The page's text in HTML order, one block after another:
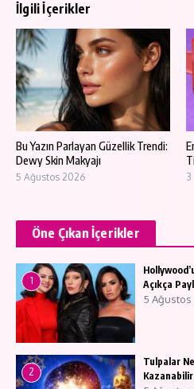
İlgili İçerikler
Bu Yazın Parlayan Güzellik Trendi:
Dewy Skin Makyajı
5 Ağustos 2026
Öne Çıkan İçerikler
1
Açıkça
5 Ağustos
2
Tulpalar